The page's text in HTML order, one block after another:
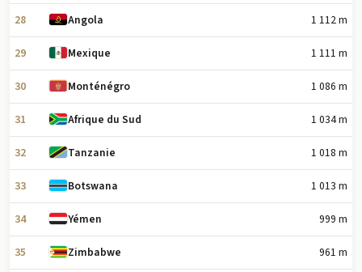
28 Angola 1 112 m
29 Mexique 1 111 m
30 Monténégro 1 086 m
31 Afrique du Sud 1 034 m
32 Tanzanie 1 018 m
33 Botswana 1 013 m
34 Yémen 999 m
35 Zimbabwe 961 m